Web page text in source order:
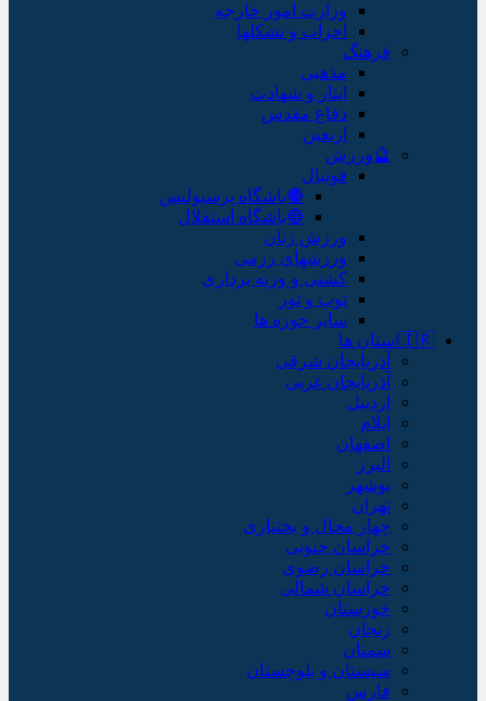
وزارت امور خارجه
احزاب و تشکلها
فرهنگ
مذهبی
ایثار و شهادت
دفاع مقدس
اربعین
🔮ورزش
فوتبال
🔴باشگاه پرسپولیس
🔵باشگاه استقلال
ورزش زنان
ورزشهای رزمی
کشتی و وزنه برداری
توپ و تور
سایر حوزه ها
🇮🇷استان ها
آذربایجان شرقی
آذربایجان غربی
اردبیل
ایلام
اصفهان
البرز
بوشهر
تهران
چهار محال و بختیاری
خراسان جنوبی
خراسان رضوی
خراسان شمالی
خوزستان
زنجان
سمنان
سیستان و بلوچستان
فارس